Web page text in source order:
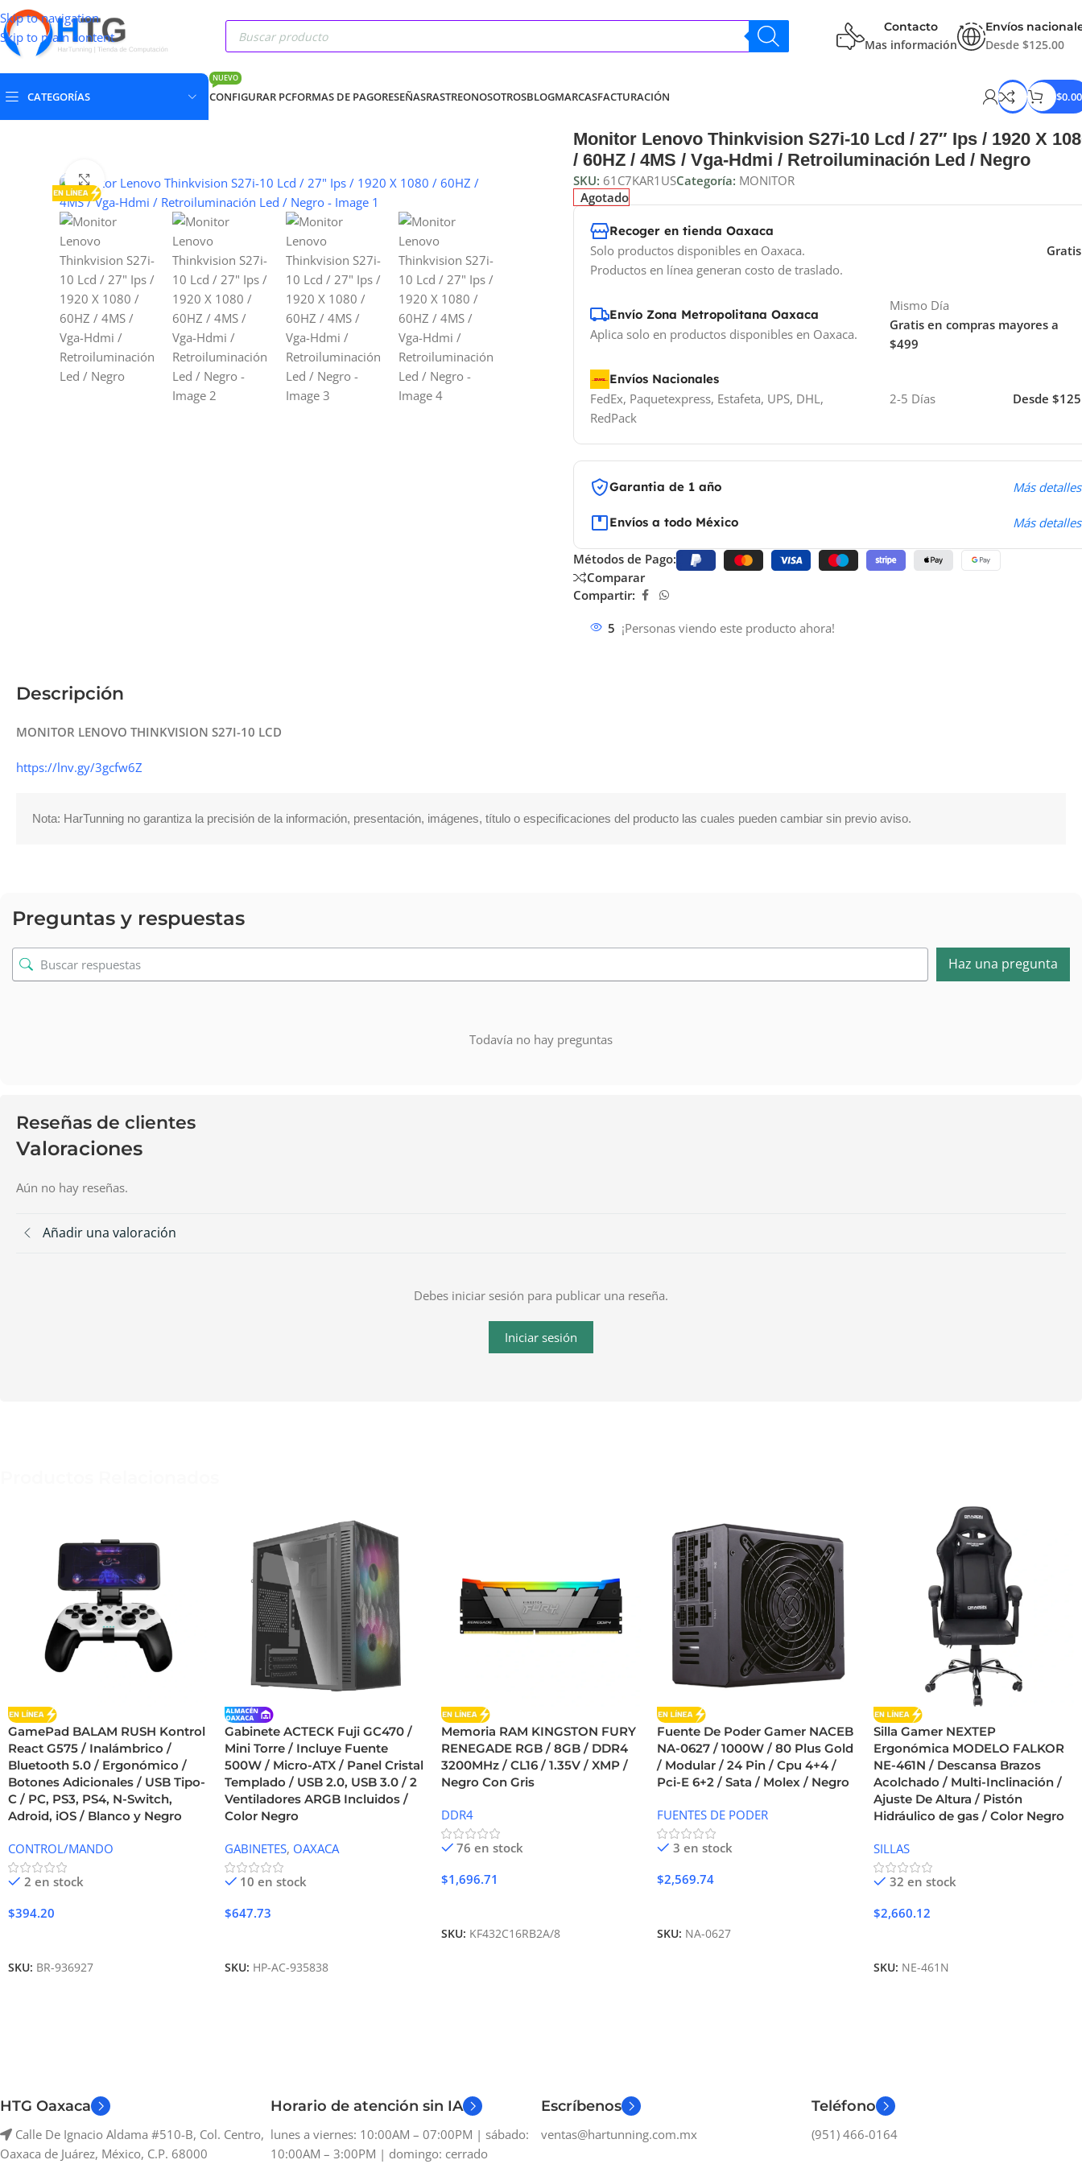
Skip to navigation
Skip to main content
Contacto
Mas información
Envíos
Desde $125.00
CATEGORÍAS CONFIGURAR PC
NUEVO
FORMAS DE PAGORESEÑASRASTREONOSOTROSBLOGMARCASFACTURACIÓN $0.00
Clic para ampliar
Monitor Lenovo Thinkvision S27i-10 Lcd / 27″ Ips / 1920 X
/ 60HZ / 4MS / Vga-Hdmi / Retroiluminación Led / Negro
SKU: 61C7KAR1USCategoría: MONITOR
Agotado
Recoger en tienda Oaxaca
Solo productos disponibles en Oaxaca.
Productos en línea generan costo de traslado.
Gratis
Envío Zona Metropolitana Oaxaca
Aplica solo en productos disponibles en Oaxaca.
Mismo Día
Gratis en compras mayores a
$499
Envíos Nacionales
FedEx, Paquetexpress, Estafeta, UPS, DHL,
RedPack
2-5 Días Desde $125
Garantia de 1 año Más detalles
Envíos a todo México Más detalles
Métodos de Pago:
Comparar
Compartir:
5 ¡Personas viendo este producto ahora!
Descripción
MONITOR LENOVO THINKVISION S27I-10 LCD
https://lnv.gy/3gcfw6Z
Nota: HarTunning no garantiza la precisión de la información, presentación, imágenes, título o especificaciones del producto las cuales pueden cambiar sin previo aviso.
Preguntas y respuestas
Haz una pregunta
Todavía no hay preguntas
Reseñas de clientes
Valoraciones
Aún no hay reseñas.
Añadir una valoración
Debes iniciar sesión para publicar una reseña.
Iniciar sesión
GamePad BALAM RUSH Kontrol
React G575 / Inalámbrico /
Bluetooth 5.0 / Ergonómico /
Botones Adicionales / USB Tipo-
C / PC, PS3, PS4, N-Switch,
Adroid, iOS / Blanco y Negro
CONTROL/MANDO
2 en stock
$394.20
SKU: BR-936927
Gabinete ACTECK Fuji GC470 /
Mini Torre / Incluye Fuente
500W / Micro-ATX / Panel Cristal
Templado / USB 2.0, USB 3.0 / 2
Ventiladores ARGB Incluidos /
Color Negro
GABINETES, OAXACA
10 en stock
$647.73
SKU: HP-AC-935838
Memoria RAM KINGSTON FURY
RENEGADE RGB / 8GB / DDR4
3200MHz / CL16 / 1.35V / XMP /
Negro Con Gris
DDR4
76 en stock
$1,696.71
SKU: KF432C16RB2A/8
Fuente De Poder Gamer NACEB
NA-0627 / 1000W / 80 Plus Gold
/ Modular / 24 Pin / Cpu 4+4 /
Pci-E 6+2 / Sata / Molex / Negro
FUENTES DE PODER
3 en stock
$2,569.74
SKU: NA-0627
Silla Gamer NEXTEP
Ergonómica MODELO FALKOR
NE-461N / Descansa Brazos
Acolchado / Multi-Inclinación /
Ajuste De Altura / Pistón
Hidráulico de gas / Color Negro
SILLAS
32 en stock
$2,660.12
SKU: NE-461N
HTG Oaxaca
Calle De Ignacio Aldama #510-B, Col. Centro,
Oaxaca de Juárez, México, C.P. 68000
Horario de atención sin IA
lunes a viernes: 10:00AM – 07:00PM | sábado:
10:00AM – 3:00PM | domingo: cerrado
Escríbenos
ventas@hartunning.com.mx
Teléfono
(951) 466-0164